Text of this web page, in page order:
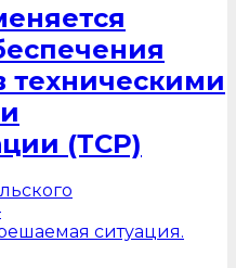
техническими
(ТСР)